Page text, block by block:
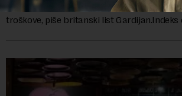
toplotni talasi i ratovi u Ukrajini i na
troškove, piše britanski list Gardijan.Indeks